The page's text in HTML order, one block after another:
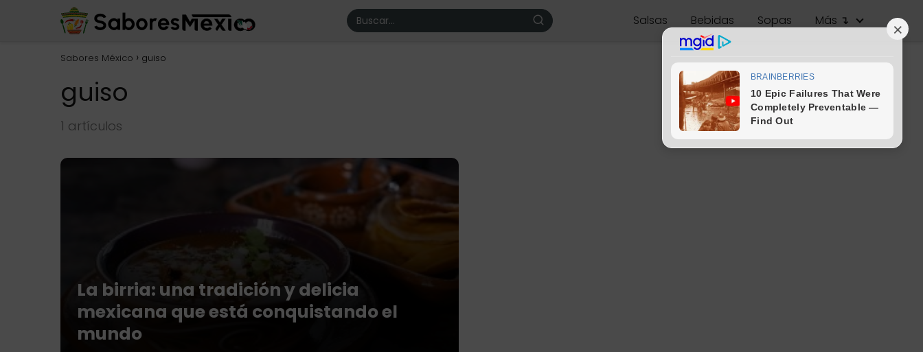
Salsas Bebidas Sopas Más ↴
Sabores México guiso
guiso
1 artículos
La birria: una tradición y delicia
mexicana que está conquistando el
mundo